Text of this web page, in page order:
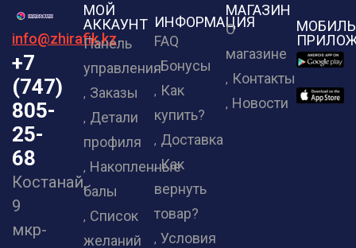
info@zhirafik.kz
+7
(747)
805-
25-
68
Костанай,
9
мкр-
МОЙ
АККАУНТ
Панель
управления
Заказы
Детали
профиля
Накопленные
балы
Список
желаний
ИНФОРМАЦИЯ
FAQ
Бонусы
Как
купить?
Доставка
Как
вернуть
товар?
Условия
МАГАЗИН
О
магазине
Контакты
Новости